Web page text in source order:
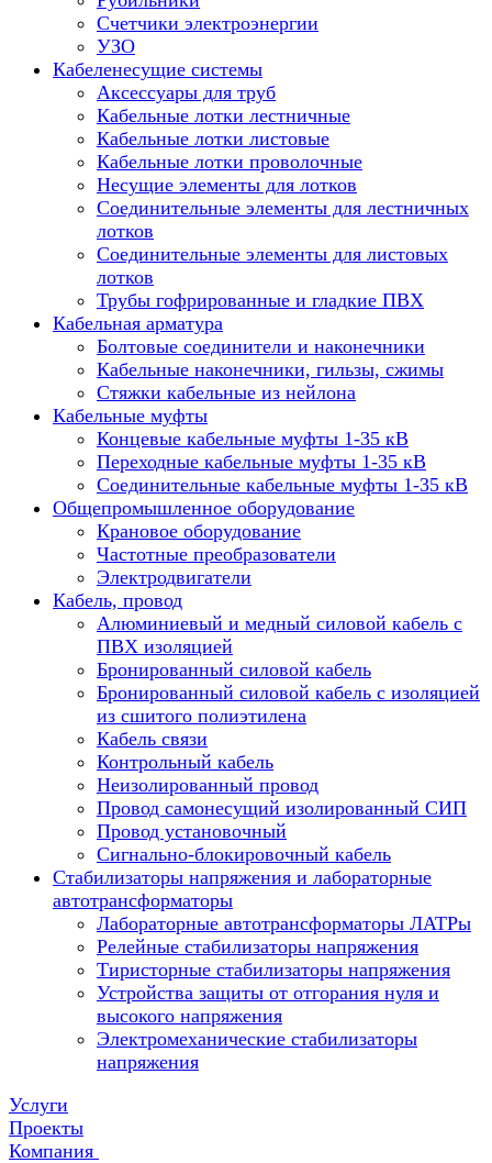
Счетчики электроэнергии
УЗО
Кабеленесущие системы
Аксессуары для труб
Кабельные лотки лестничные
Кабельные лотки листовые
Кабельные лотки проволочные
Несущие элементы для лотков
Соединительные элементы для лестничных
лотков
Соединительные элементы для листовых
лотков
Трубы гофрированные и гладкие ПВХ
Кабельная арматура
Болтовые соединители и наконечники
Кабельные наконечники, гильзы, сжимы
Стяжки кабельные из нейлона
Кабельные муфты
Концевые кабельные муфты 1-35 кВ
Переходные кабельные муфты 1-35 кВ
Соединительные кабельные муфты 1-35 кВ
Общепромышленное оборудование
Крановое оборудование
Частотные преобразователи
Электродвигатели
Кабель, провод
Алюминиевый и медный силовой кабель с
ПВХ изоляцией
Бронированный силовой кабель
Бронированный силовой кабель с изоляцией
из сшитого полиэтилена
Кабель связи
Контрольный кабель
Неизолированный провод
Провод самонесущий изолированный СИП
Провод установочный
Сигнально-блокировочный кабель
Стабилизаторы напряжения и лабораторные
автотрансформаторы
Лабораторные автотрансформаторы ЛАТРы
Релейные стабилизаторы напряжения
Тиристорные стабилизаторы напряжения
Устройства защиты от отгорания нуля и
высокого напряжения
Электромеханические стабилизаторы
напряжения
Услуги
Проекты
Компания